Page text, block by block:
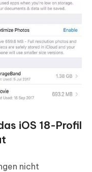
iOS 18-Profil
nicht